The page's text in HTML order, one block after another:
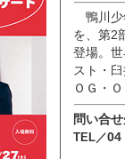
鴨川少
を、第2
登場。
スト・
ＯＧ・
問い合
TEL／04